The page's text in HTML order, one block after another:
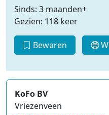
Sinds: 3 maanden+
Gezien: 118 keer
Bewaren
KoFo BV
Vriezenveen